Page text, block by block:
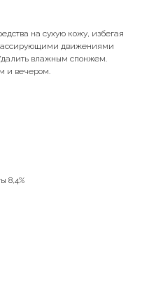
на сухую кожу, избегая
движениями
влажным спонжем.
и вечером.
8,4%